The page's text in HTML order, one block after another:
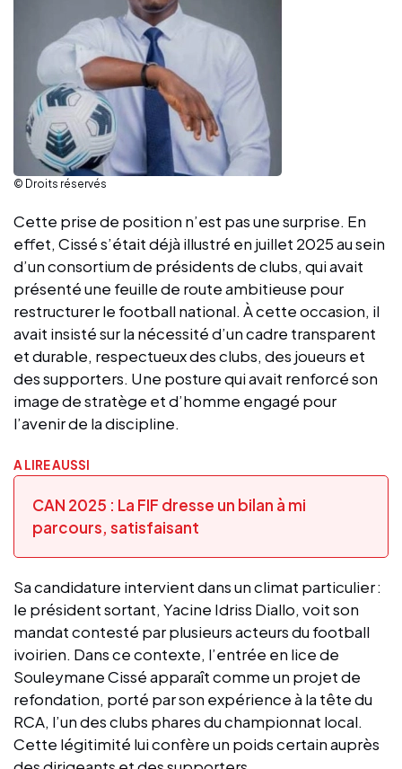
© Droits réservés
Cette prise de position n’est pas une surprise. En
effet, Cissé s’était déjà illustré en juillet 2025 au sein
d’un consortium de présidents de clubs, qui avait
présenté une feuille de route ambitieuse pour
restructurer le football national. À cette occasion, il
avait insisté sur la nécessité d’un cadre transparent
et durable, respectueux des clubs, des joueurs et
des supporters. Une posture qui avait renforcé son
image de stratège et d’homme engagé pour
l’avenir de la discipline.
A LIRE AUSSI
CAN 2025 : La FIF dresse un bilan à mi
parcours, satisfaisant
Sa candidature intervient dans un climat particulier :
le président sortant, Yacine Idriss Diallo, voit son
mandat contesté par plusieurs acteurs du football
ivoirien. Dans ce contexte, l’entrée en lice de
Souleymane Cissé apparaît comme un projet de
refondation, porté par son expérience à la tête du
RCA, l’un des clubs phares du championnat local.
Cette légitimité lui confère un poids certain auprès